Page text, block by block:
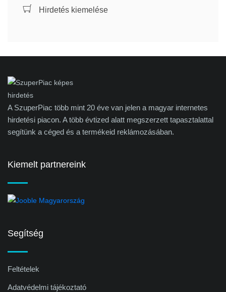
Hirdetés kiemelése
A SzuperPiac több mint 20 éve van jelen a magyar internetes
hirdetési piacon. A több évtized alatt megszerzett tapasztalattal
segítünk a céged és a termékeid reklámozásában.
Kiemelt partnereink
Segítség
Feltételek
Adatvédelmi tájékoztató